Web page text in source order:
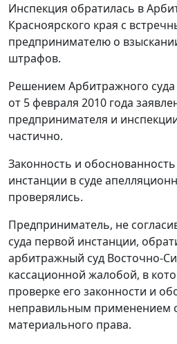
Инспекция обратилась в
Красноярского края с
предпринимателю о
штрафов.
Решением Арбитражного суда
от 5 февраля 2010 года
предпринимателя и
частично.
Законность и
инстанции в суде
проверялись.
Предприниматель, не
суда первой инстанции,
арбитражный суд Восточно-
кассационной жалобой, в
проверке его законности и
неправильным применением
материального права.